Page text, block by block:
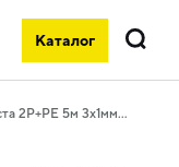
Каталог
Поиск
UMA Удлинитель У02К 2 места 2P+PE 5м 3х1мм2 10А белый IEK